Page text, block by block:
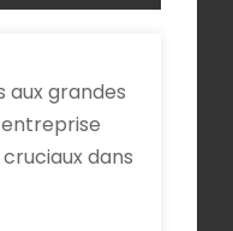
aux grandes
dans